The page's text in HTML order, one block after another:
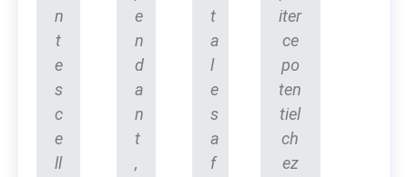
n
t
e
s
c
e
ll
e
n
d
a
n
t
,
t
a
l
e
s
a
f
iter
ce
po
ten
tiel
ch
ez